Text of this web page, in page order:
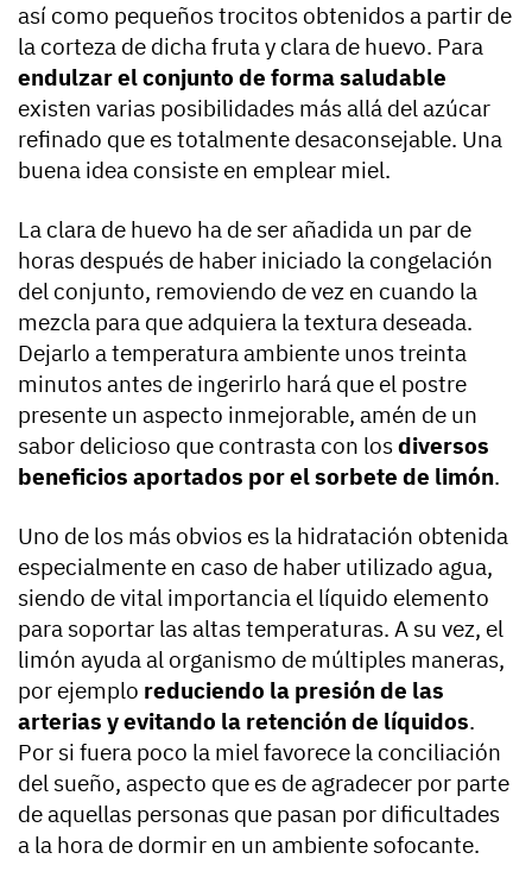
así como pequeños trocitos obtenidos a partir de
la corteza de dicha fruta y clara de huevo. Para
endulzar el conjunto de forma saludable
existen varias posibilidades más allá del azúcar
refinado que es totalmente desaconsejable. Una
buena idea consiste en emplear miel.
La clara de huevo ha de ser añadida un par de
horas después de haber iniciado la congelación
del conjunto, removiendo de vez en cuando la
mezcla para que adquiera la textura deseada.
Dejarlo a temperatura ambiente unos treinta
minutos antes de ingerirlo hará que el postre
presente un aspecto inmejorable, amén de un
sabor delicioso que contrasta con losdiversos
beneficios aportados por el sorbete de limón.
Uno de los más obvios es la hidratación obtenida
especialmente en caso de haber utilizado agua,
siendo de vital importancia el líquido elemento
para soportar las altas temperaturas. A su vez, el
limón ayuda al organismo de múltiples maneras,
por ejemplo reduciendo la presión de las
arterias y evitando la retención de líquidos.
Por si fuera poco la miel favorece la conciliación
del sueño, aspecto que es de agradecer por parte
de aquellas personas que pasan por dificultades
a la hora de dormir en un ambiente sofocante.